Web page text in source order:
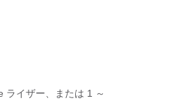
ライザー、または 1 ～